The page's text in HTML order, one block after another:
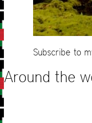
Subscribe to
Around the